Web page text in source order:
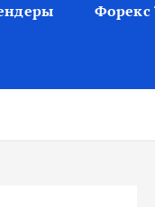
Форекс